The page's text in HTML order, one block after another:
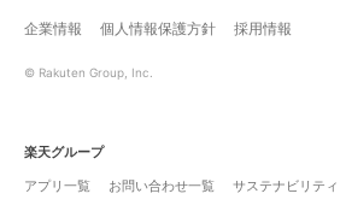
企業情報 個人情報保護方針 採用情報
© Rakuten Group, Inc.
楽天グループ
アプリ一覧
お問い合わせ一覧 サステナビリティ